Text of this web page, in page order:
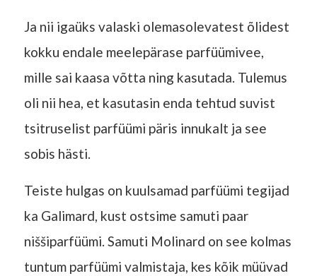
Ja nii igaüks valaski olemasolevatest õlidest
kokku endale meelepärase parfüümivee,
mille sai kaasa võtta ning kasutada. Tulemus
oli nii hea, et kasutasin enda tehtud suvist
tsitruselist parfüümi päris innukalt ja see
sobis hästi.
Teiste hulgas on kuulsamad parfüümi tegijad
ka Galimard, kust ostsime samuti paar
niššiparfüümi. Samuti Molinard on see kolmas
tuntum parfüümi valmistaja, kes kõik müüvad